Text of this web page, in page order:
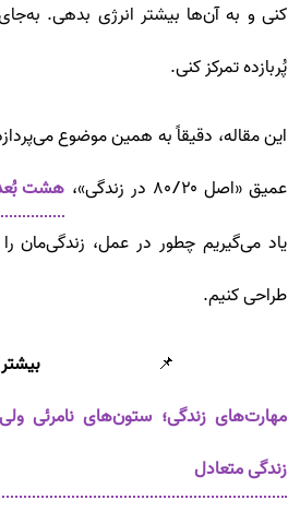
کنی و به آن‌ها بیشتر انرژی بدهی.
پُربازده تمرکز کنی.
این مقاله، دقیقاً به همین موضوع
عمیق «اصل ۸۰/۲۰ در زندگی»،
هشت
یاد می‌گیریم چطور در عمل، زندگی‌مان
طراحی کنیم.
📌
مهارت‌های زندگی؛ ستون‌های نامرئی
زندگی متعادل